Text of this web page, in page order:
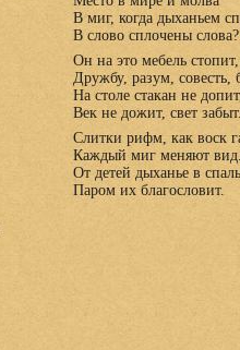
В миг, когда дыханьем
В слово сплочены слова?
Он на это мебель стопит,
Дружбу, разум, совесть,
На столе стакан не
Век не дожит, свет
Слитки рифм, как воск
Каждый миг меняют
От детей дыханье в
Паром их благословит.